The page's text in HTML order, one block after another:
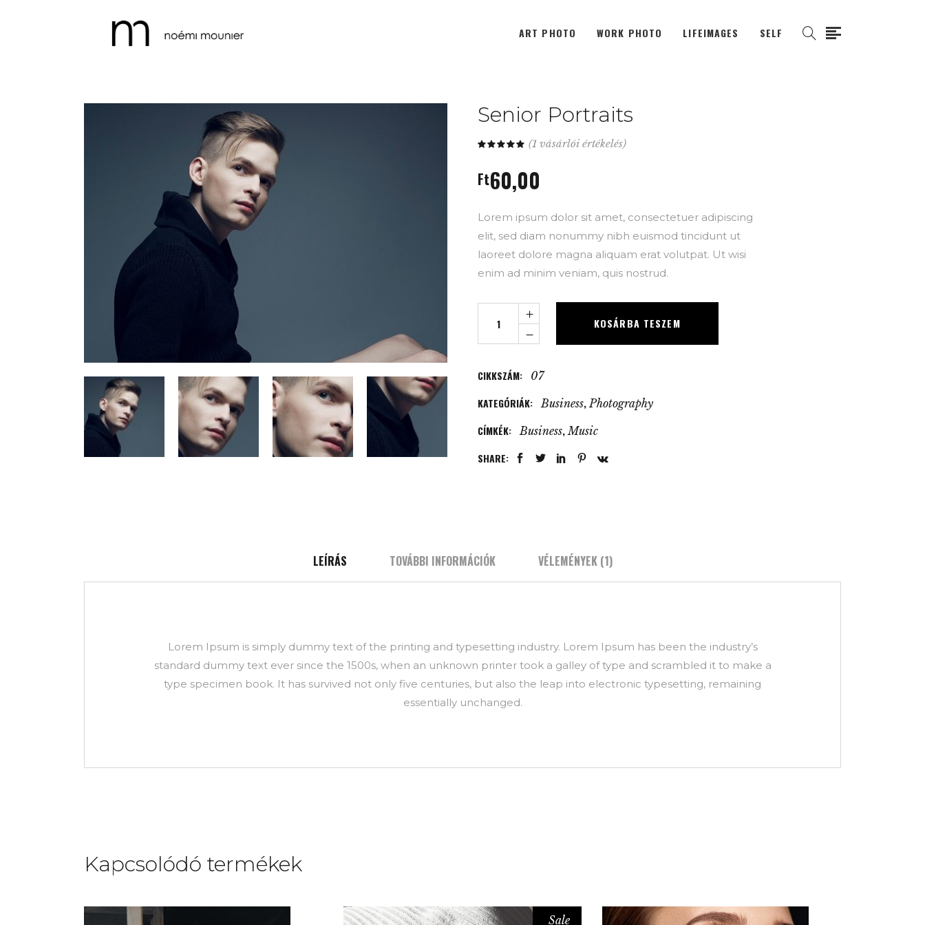
ART PHOTO WORK PHOTO LIFEIMAGES SELF
Senior Portraits
Értékelés
ből,
1
értékelés
alapján
(1 vásárlói értékelés)
Ft60,00
Lorem ipsum dolor sit amet, consectetuer adipiscing
elit, sed diam nonummy nibh euismod tincidunt ut
laoreet dolore magna aliquam erat volutpat. Ut wisi
enim ad minim veniam, quis nostrud.
Portraits
quantity
KOSÁRBA TESZEM
CIKKSZÁM: 07
KATEGÓRIÁK: Business, Photography
CÍMKÉK: Business, Music
SHARE:
LEÍRÁS TOVÁBBI INFORMÁCIÓK VÉLEMÉNYEK (1)
Lorem Ipsum is simply dummy text of the printing and typesetting industry. Lorem Ipsum has been the industry’s
standard dummy text ever since the 1500s, when an unknown printer took a galley of type and scrambled it to make a
type specimen book. It has survived not only five centuries, but also the leap into electronic typesetting, remaining
essentially unchanged.
Kapcsolódó termékek
Sale